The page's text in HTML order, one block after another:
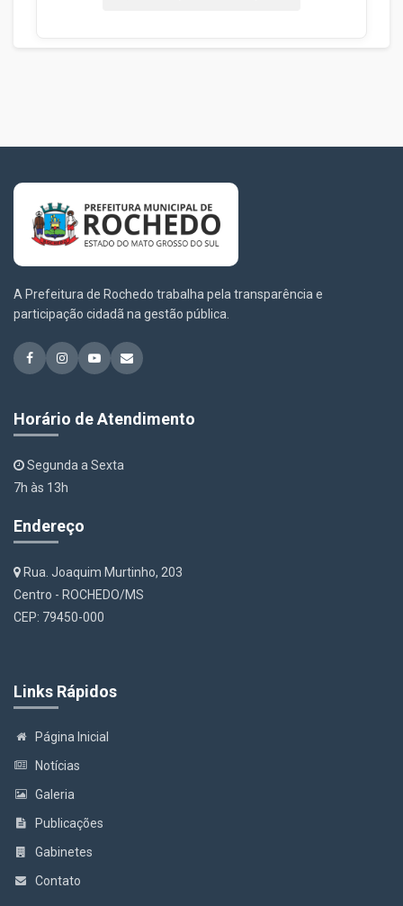
A Prefeitura de Rochedo trabalha pela transparência e
participação cidadã na gestão pública.
Horário de Atendimento
Segunda a Sexta
7h às 13h
Endereço
Rua. Joaquim Murtinho, 203
Centro - ROCHEDO/MS
CEP: 79450-000
Links Rápidos
Página Inicial
Notícias
Galeria
Publicações
Gabinetes
Contato